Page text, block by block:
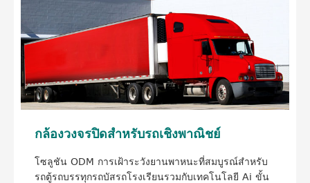
กล้องวงจรปิดสำหรับรถเชิงพาณิชย์
โซลูชัน ODM การเฝ้าระวังยานพาหนะที่สมบูรณ์สำหรับ
รถตู้รถบรรทุกรถบัสรถโรงเรียนรวมกับเทคโนโลยี Ai ขั้น